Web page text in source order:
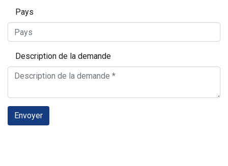
Pays
Description de la demande
Envoyer